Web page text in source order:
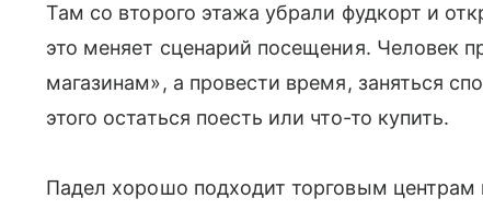
Там со второго этажа убрали фудкорт и
это меняет сценарий посещения. Человек
магазинам», а провести время, заняться
этого остаться поесть или что-то купить.
Падел хорошо подходит торговым